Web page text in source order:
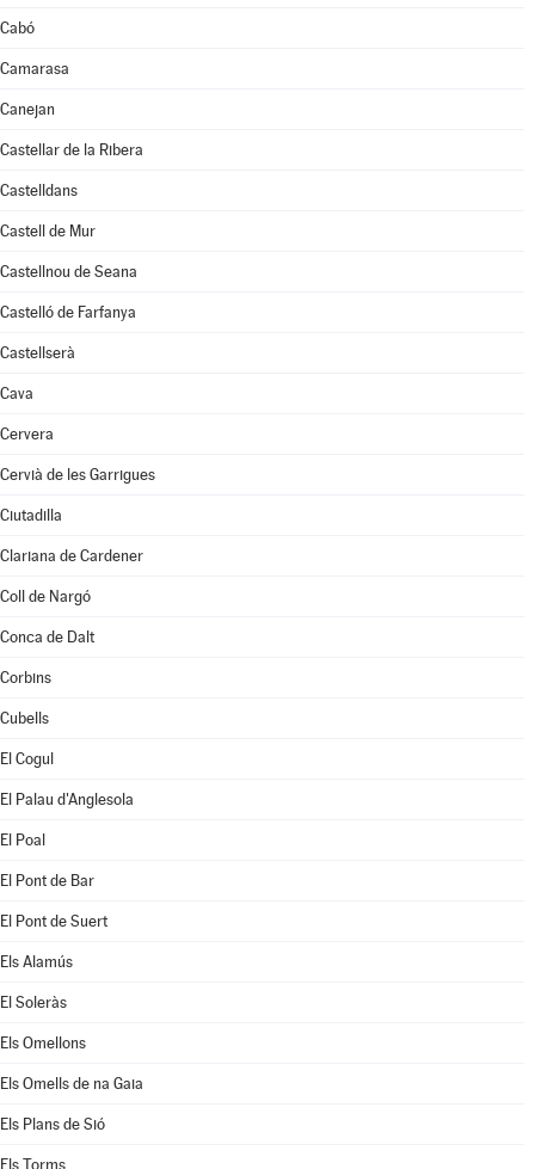
Cabó
Camarasa
Canejan
Castellar de la Ribera
Castelldans
Castell de Mur
Castellnou de Seana
Castelló de Farfanya
Castellserà
Cava
Cervera
Cervià de les Garrigues
Ciutadilla
Clariana de Cardener
Coll de Nargó
Conca de Dalt
Corbins
Cubells
El Cogul
El Palau d'Anglesola
El Poal
El Pont de Bar
El Pont de Suert
Els Alamús
El Soleràs
Els Omellons
Els Omells de na Gaia
Els Plans de Sió
Els Torms